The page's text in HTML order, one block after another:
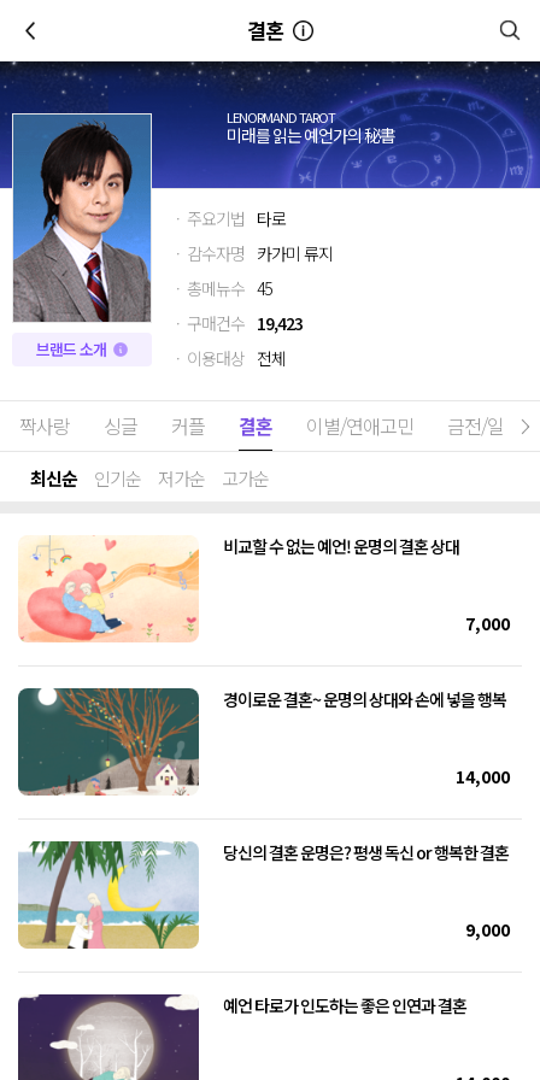
결혼
LENORMAND TAROT
미래를 읽는 예언가의 秘書
브랜드 소개
· 주요기법 타로
· 감수자명 카가미 류지
· 총메뉴수 45
· 구매건수 19,423
· 이용대상 전체
짝사랑 싱글 커플 결혼 이별/연애고민 금전/일
최신순 인기순 저가순 고가순
비교할 수 없는 예언! 운명의 결혼 상대
7,000
경이로운 결혼~ 운명의 상대와 손에 넣을 행복
14,000
당신의 결혼 운명은? 평생 독신 or 행복한 결혼
9,000
예언 타로가 인도하는 좋은 인연과 결혼